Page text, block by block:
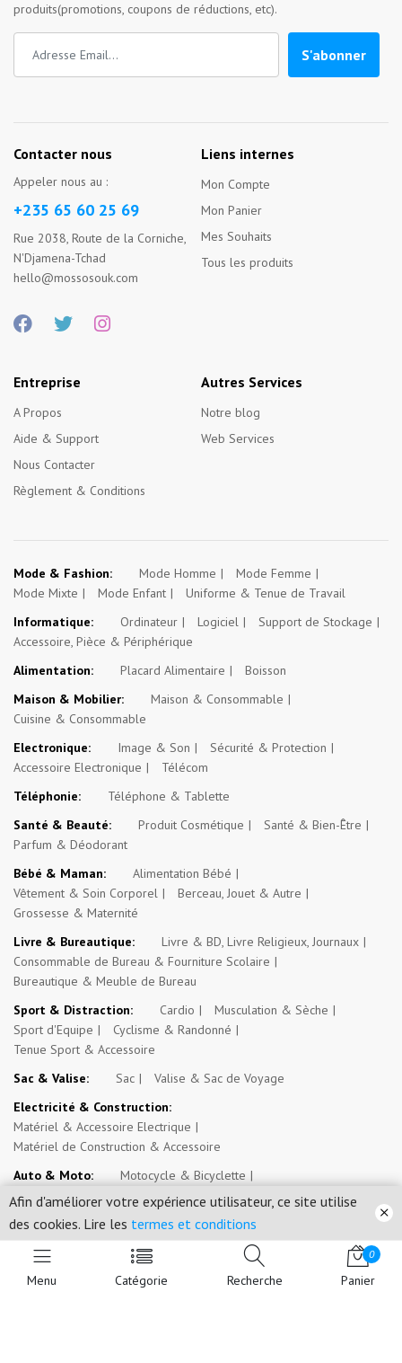
Menu Catégorie Recherche
0
Panier
Afin d'améliorer votre expérience utilisateur, ce site utilise
des cookies. Lire les termes et conditions
produits(promotions, coupons de réductions, etc).
S'abonner
Contacter nous
Appeler nous au :
+235 65 60 25 69
Rue 2038, Route de la Corniche,
N'Djamena-Tchad
hello@mossosouk.com
Liens internes
Mon Compte
Mon Panier
Mes Souhaits
Tous les produits
Entreprise
A Propos
Aide & Support
Nous Contacter
Règlement & Conditions
Autres Services
Notre blog
Web Services
Mode & Fashion: Mode Homme
Mode Femme
Mode Mixte
Mode Enfant
Uniforme & Tenue de Travail
Informatique:
Ordinateur Logiciel
Support de Stockage
Accessoire, Pièce & Périphérique
Alimentation:
Placard Alimentaire
Boisson
Maison & Mobilier:
Maison & Consommable
Cuisine & Consommable
Electronique:
Image & Son
Sécurité & Protection
Accessoire Electronique
Télécom
Téléphonie:
Téléphone & Tablette
Santé & Beauté:
Produit Cosmétique
Santé & Bien-Être
Parfum & Déodorant
Bébé & Maman:
Alimentation Bébé
Vêtement & Soin Corporel
Berceau, Jouet & Autre
Grossesse & Maternité
Livre & Bureautique:
Livre & BD, Livre Religieux, Journaux
Consommable de Bureau & Fourniture Scolaire
Bureautique & Meuble de Bureau
Sport & Distraction:
Cardio
Musculation & Sèche
Sport d'Equipe
Cyclisme & Randonné
Tenue Sport & Accessoire
Sac & Valise:
Sac
Valise & Sac de Voyage
Electricité & Construction:
Matériel & Accessoire Electrique
Matériel de Construction & Accessoire
Auto & Moto:
Motocycle & Bicyclette
Véhicule 4 Roues & Véhicule Transport Commun
Outil & Entretien
Espace Paysan & Fermier:
Outil d'Exploitation Agricole
Intrant Agricole
Evénement, Opportunité & Autres Annonces: